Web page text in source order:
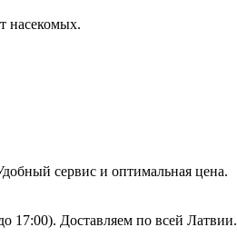
насекомых.
сервис и оптимальная цена.
17:00). Доставляем по всей Латвии.